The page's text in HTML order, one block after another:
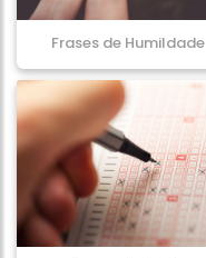
Frases de Humildade